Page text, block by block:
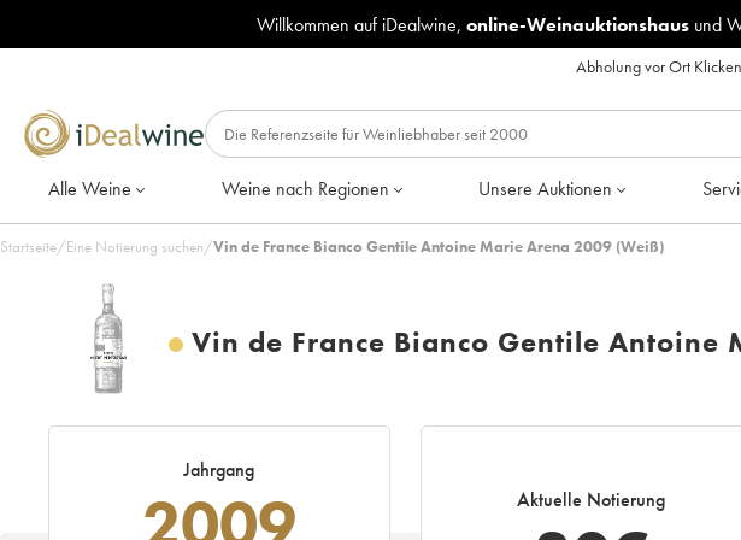
Willkommen auf iDealwine, online-Weinauktionshausund
Abholung vor Ort
Alle Weine Weine nach Regionen Unsere Auktionen
Startseite/Eine Notierung suchen/Vin de France Bianco Gentile Antoine Marie Arena 2009 (Weiß)
Vin de France Bianco Gentile Antoine
Jahrgang
Aktuelle Notierung